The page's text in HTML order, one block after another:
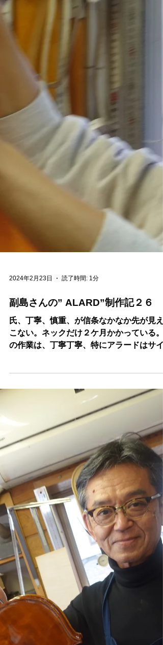
読了時間: 1分
副島さんの” ALARD”制作記２６
氏、丁寧、慎重、が信条なかなか先が見え
こない。ネックだけ２ケ月かかっている。
の作業は、丁寧丁寧、特にアラードはサイ
チ頭と言われ特徴の極みである。もう少し
完成だ！！頑張れ・・。